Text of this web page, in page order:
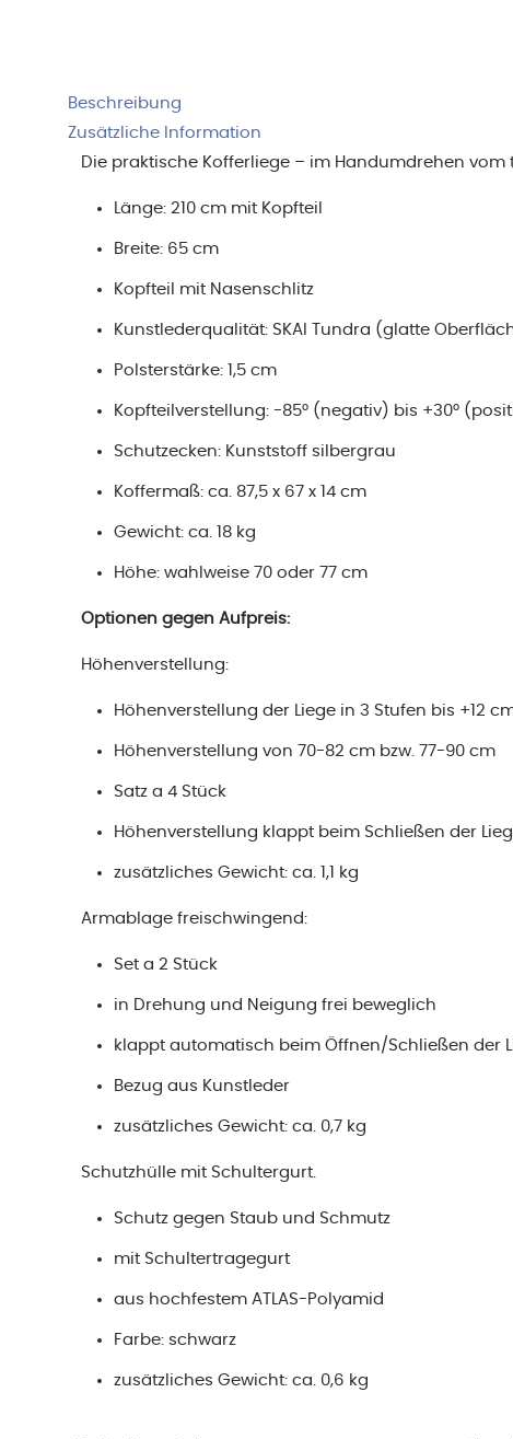
Beschreibung
Zusätzliche Information
Die praktische Kofferliege – im Handumdrehen
Länge: 210 cm mit Kopfteil
Breite: 65 cm
Kopfteil mit Nasenschlitz
Kunstlederqualität: SKAI Tundra (glatte
Polsterstärke: 1,5 cm
Kopfteilverstellung: -85° (negativ) bis +30°
Schutzecken: Kunststoff silbergrau
Koffermaß: ca. 87,5 x 67 x 14 cm
Gewicht: ca. 18 kg
Höhe: wahlweise 70 oder 77 cm
Optionen gegen Aufpreis:
Höhenverstellung:
Höhenverstellung der Liege in 3 Stufen bis +12
Höhenverstellung von 70-82 cm bzw. 77-90 cm
Satz a 4 Stück
Höhenverstellung klappt beim Schließen der
zusätzliches Gewicht: ca. 1,1 kg
Armablage freischwingend:
Set a 2 Stück
in Drehung und Neigung frei beweglich
klappt automatisch beim Öffnen/Schließen der
Bezug aus Kunstleder
zusätzliches Gewicht: ca. 0,7 kg
Schutzhülle mit Schultergurt.
Schutz gegen Staub und Schmutz
mit Schultertragegurt
aus hochfestem ATLAS-Polyamid
Farbe: schwarz
zusätzliches Gewicht: ca. 0,6 kg